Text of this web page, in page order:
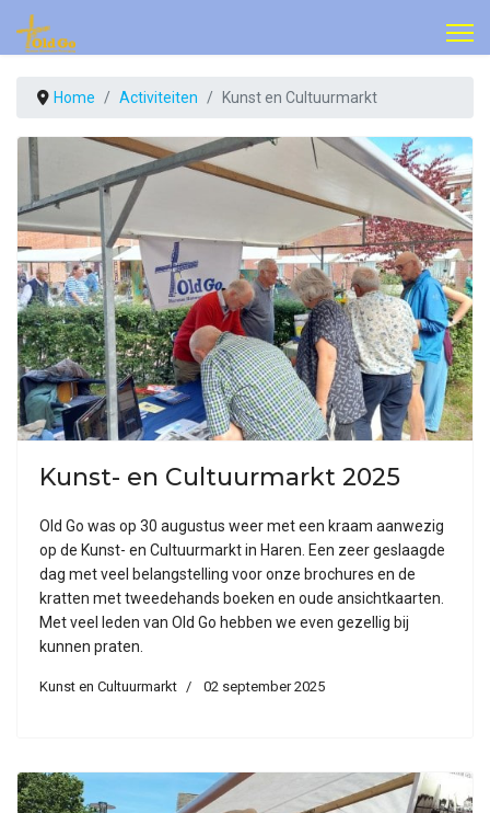
Home Activiteiten Kunst en Cultuurmarkt
Kunst- en Cultuurmarkt 2025
Old Go was op 30 augustus weer met een kraam aanwezig
op de Kunst- en Cultuurmarkt in Haren. Een zeer geslaagde
dag met veel belangstelling voor onze brochures en de
kratten met tweedehands boeken en oude ansichtkaarten.
Met veel leden van Old Go hebben we even gezellig bij
kunnen praten.
Kunst en Cultuurmarkt 02 september 2025